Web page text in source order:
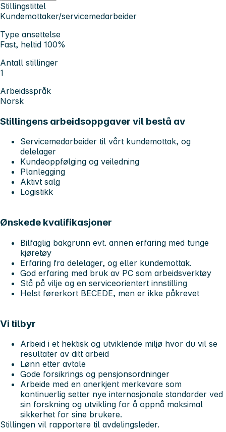
Stillingstittel
Kundemottaker/servicemedarbeider
Type ansettelse
Fast, heltid 100%
Antall stillinger
1
Arbeidsspråk
Norsk
Stillingens arbeidsoppgaver vil bestå av
Servicemedarbeider til vårt kundemottak, og
delelager
Kundeoppfølging og veiledning
Planlegging
Aktivt salg
Logistikk
Ønskede kvalifikasjoner
Bilfaglig bakgrunn evt. annen erfaring med tunge
kjøretøy
Erfaring fra delelager, og eller kundemottak.
God erfaring med bruk av PC som arbeidsverktøy
Stå på vilje og en serviceorientert innstilling
Helst førerkort BECEDE, men er ikke påkrevet
Vi tilbyr
Arbeid i et hektisk og utviklende miljø hvor du vil se
resultater av ditt arbeid
Lønn etter avtale
Gode forsikrings og pensjonsordninger
Arbeide med en anerkjent merkevare som
kontinuerlig setter nye internasjonale standarder ved
sin forskning og utvikling for å oppnå maksimal
sikkerhet for sine brukere.
Stillingen vil rapportere til avdelingsleder.